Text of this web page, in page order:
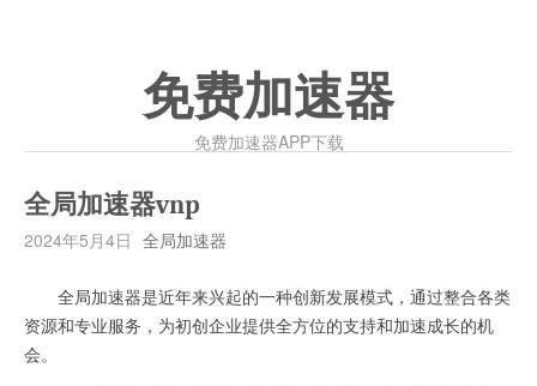
免费加速器
免费加速器APP下载
全局加速器vnp
2024年5月4日 全局加速器
全局加速器是近年来兴起的一种创新发展模式，通过整合各类
资源和专业服务，为初创企业提供全方位的支持和加速成长的机
会。